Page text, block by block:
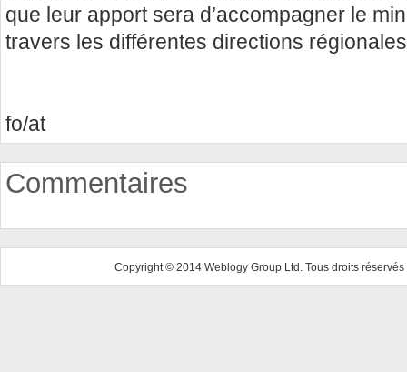
que leur apport sera d’accompagner le
travers les différentes directions
fo/at
Commentaires
Copyright © 2014 Weblogy Group Ltd. Tous droits